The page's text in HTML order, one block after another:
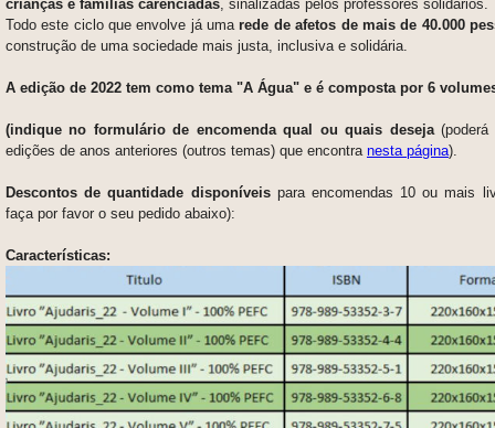
crianças e famílias carenciadas , sinalizadas pelos professores solidários.
Todo este ciclo que envolve já umarede de afetos de mais de 40.000
construção de uma sociedade mais justa, inclusiva e solidária.
A edição de 2022 tem como tema "A Água" e é composta por 6
(indique no formulário de encomenda qual ou quais deseja
edições de anos anteriores (outros temas) que encontra nesta página).
Descontos de quantidade disponíveispara encomendas 10 ou mais
faça por favor o seu pedido abaixo):
Características: